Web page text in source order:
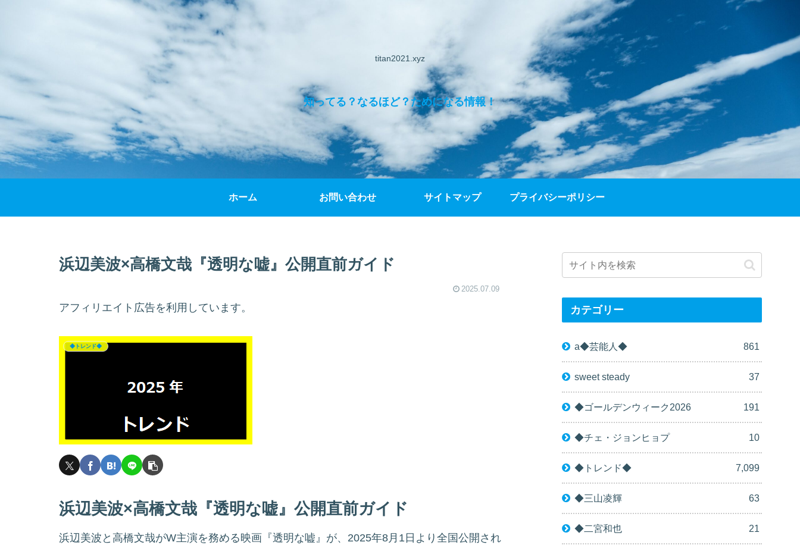
titan2021.xyz
知ってる？なるほど？ためになる情報！
ホーム お問い合わせ サイトマップ プライバシーポリシー
浜辺美波×高橋文哉『透明な嘘』公開直前ガイド
2025.07.09
アフィリエイト広告を利用しています。
◆トレンド◆
浜辺美波×高橋文哉『透明な嘘』公開直前ガイド
浜辺美波と高橋文哉がW主演を務める映画『透明な嘘』が、2025年8月1日より全国公開され
カテゴリー
a◆芸能人◆ 861
sweet steady 37
◆ゴールデンウィーク2026 191
◆チェ・ジョンヒョプ 10
◆トレンド◆ 7,099
◆三山凌輝 63
◆二宮和也 21